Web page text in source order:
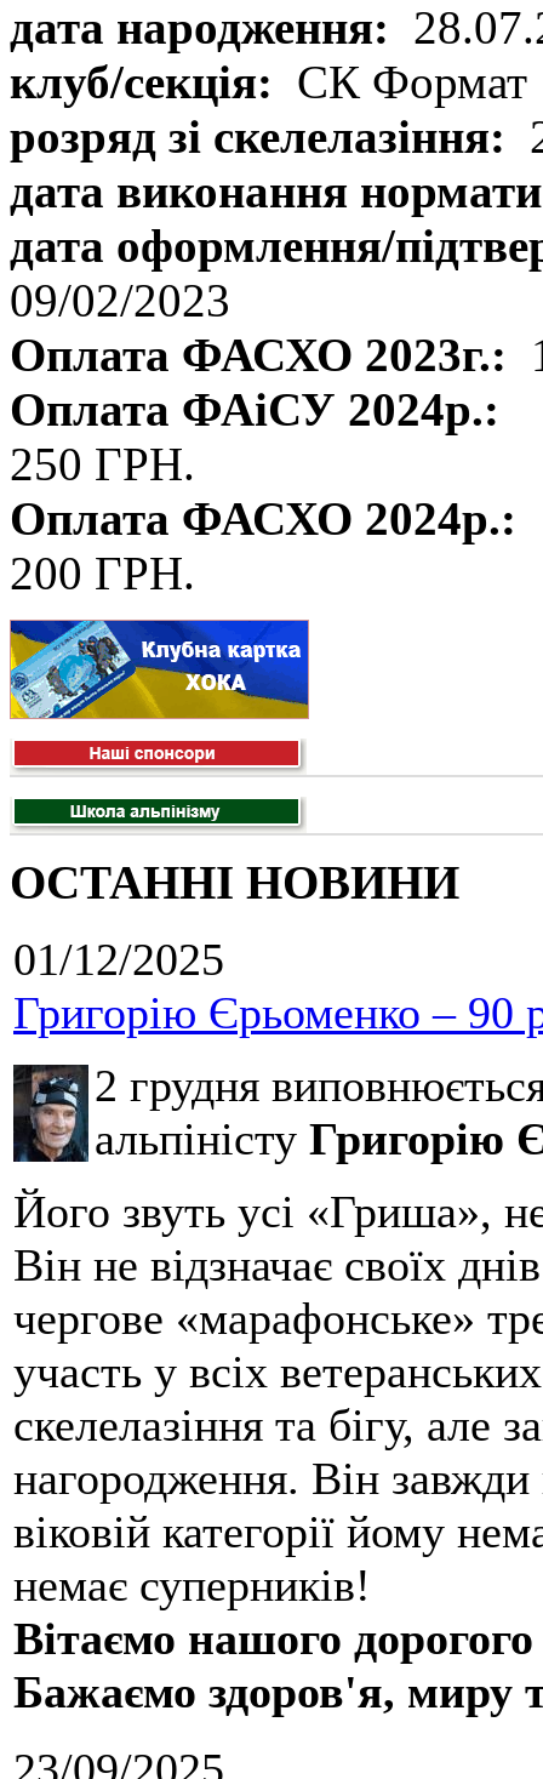
дата народження:
клуб/секція: СК Формат
розряд зі скелелазіння:
дата виконання
дата оформлення/
09/02/2023
Оплата ФАСХО 2023г.:
Оплата ФАіСУ 2024р.:
250 ГРН.
Оплата ФАСХО 2024р.:
200 ГРН.
ОСТАННІ НОВИНИ
01/12/2025
Григорію Єрьоменко – 90
2 грудня
альпіністу Григорію
Його звуть усі «Гриша»,
Він не відзначає своїх
чергове «марафонське»
участь у всіх
скелелазіння та бігу, але
нагородження. Він
віковій категорії йому
немає суперників!
Вітаємо нашого
Бажаємо здоров'я, миру